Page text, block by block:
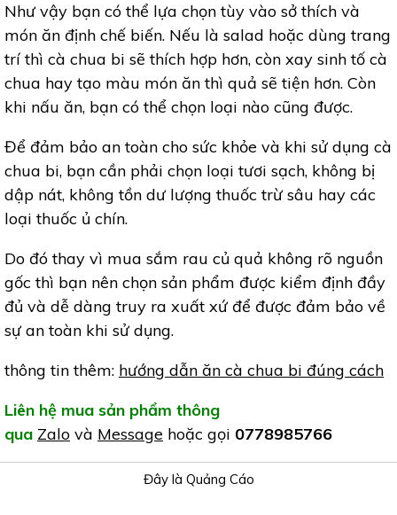
Như vậy bạn có thể lựa chọn tùy vào sở thích và
món ăn định chế biến. Nếu là salad hoặc dùng trang
trí thì cà chua bi sẽ thích hợp hơn, còn xay sinh tố cà
chua hay tạo màu món ăn thì quả sẽ tiện hơn. Còn
khi nấu ăn, bạn có thể chọn loại nào cũng được.
Để đảm bảo an toàn cho sức khỏe và khi sử dụng cà
chua bi, bạn cần phải chọn loại tươi sạch, không bị
dập nát, không tồn dư lượng thuốc trừ sâu hay các
loại thuốc ủ chín.
Do đó thay vì mua sắm rau củ quả không rõ nguồn
gốc thì bạn nên chọn sản phẩm được kiểm định đầy
đủ và dễ dàng truy ra xuất xứ để được đảm bảo về
sự an toàn khi sử dụng.
thông tin thêm: hướng dẫn ăn cà chua bi đúng cách
Liên hệ mua sản phẩm thông
qua Zalo và Message hoặc gọi 0778985766
Đây là Quảng Cáo